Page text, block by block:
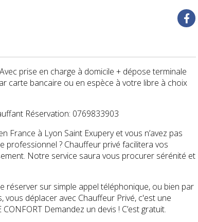
prise en charge à domicile + dépose terminale
carte bancaire ou en espèce à votre libre à choix
Réservation: 0769833903
France à Lyon Saint Exupery et vous n’avez pas
professionnel ? Chauffeur privé facilitera vos
Notre service saura vous procurer sérénité et
réserver sur simple appel téléphonique, ou bien par
déplacer avec Chauffeur Privé, c'est une
Demandez un devis ! C’est gratuit.